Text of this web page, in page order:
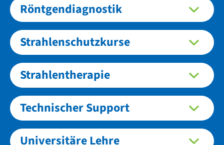
Röntgendiagnostik
Strahlenschutzkurse
Strahlentherapie
Technischer Support
Universitäre Lehre